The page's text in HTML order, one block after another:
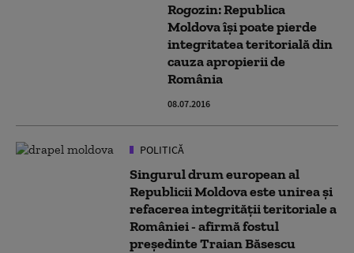
Rogozin: Republica
Moldova îşi poate pierde
integritatea teritorială din
cauza apropierii de
România
08.07.2016
POLITICĂ
Singurul drum european al
Republicii Moldova este unirea şi
refacerea integrităţii teritoriale a
României - afirmă fostul
preşedinte Traian Băsescu